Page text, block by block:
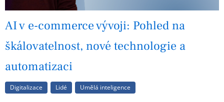
AI v e-commerce vývoji: Pohled na
škálovatelnost, nové technologie a
automatizaci
Digitalizace Lidé Umělá inteligence